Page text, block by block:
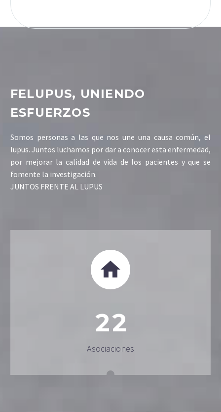
FELUPUS, UNIENDO
ESFUERZOS
Somos personas a las que nos une una causa común, el
lupus. Juntos luchamos por dar a conocer esta enfermedad,
por mejorar la calidad de vida de los pacientes y que se
fomente la investigación.
JUNTOS FRENTE AL LUPUS


22
Asociaciones